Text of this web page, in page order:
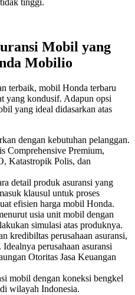
Mobil yang
Mobilio
terbaik, mobil Honda terbaru
yang kondusif. Adapun opsi
yang ideal didasarkan atas
dengan kebutuhan pelanggan.
Comprehensive Premium,
Katastropik Polis, dan
detail produk asuransi yang
klausul untuk proses
efisien harga mobil Honda.
usia unit mobil dengan
simulasi atas produknya.
kredibiltas perusahaan asuransi,
perusahaan asuransi
Otoritas Jasa Keuangan
mobil dengan koneksi bengkel
wilayah Indonesia.